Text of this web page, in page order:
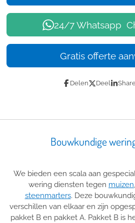
24/7 Whatsapp
Gratis offerte
Delen Deel
Bouwkundige
We bieden een scala aan
wering diensten tegen muizen,
steenmarters. Deze
verschillen van elkaar en zijn
pakket B en pakket A. Pakket B is